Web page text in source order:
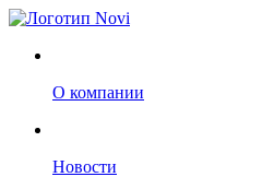
О компании
Новости